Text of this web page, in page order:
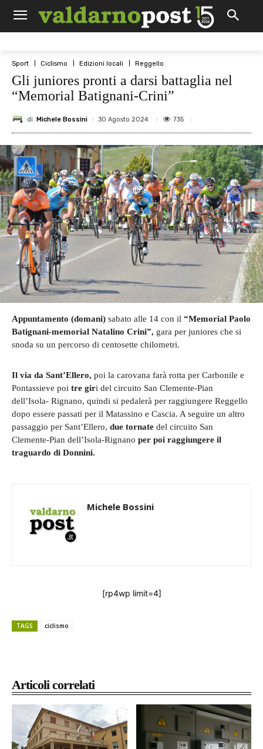
Sport Ciclismo Edizioni locali Reggello
Gli juniores pronti a darsi battaglia nel
“Memorial Batignani-Crini”
di Michele Bossini 30 Agosto 2024 735
Articoli correlati
Appuntamento (domani) sabato alle 14 con il “Memorial Paolo
Batignani-memorial Natalino Crini”, gara per juniores che si
snoda su un percorso di centosette chilometri.
Il via da Sant’Ellero, poi la carovana farà rotta per Carbonile e
Pontassieve poi tre giri del circuito San Clemente-Pian
dell’Isola- Rignano, quindi si pedalerà per raggiungere Reggello
dopo essere passati per il Matassino e Cascia. A seguire un altro
passaggio per Sant’Ellero, due tornate del circuito San
Clemente-Pian dell’Isola-Rignano per poi raggiungere il
traguardo di Donnini.
Michele Bossini
[rp4wp limit=4]
TAGS ciclismo